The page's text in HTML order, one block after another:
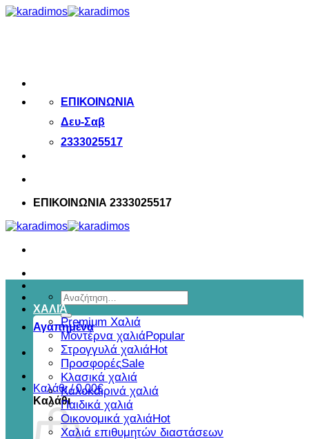
Μετάβαση
ΕΠΙΚΟΙΝΩΝΙΑ
Δευ-Σαβ
2333025517
ΕΠΙΚΟΙΝΩΝΙΑ 2333025517
Αναζήτηση
για:
Αγαπημένα
Καλάθι /0,00€
Καλάθι
ΧΑΛΙΆ
Premium Χαλιά
Μοντέρνα χαλιά
Στρογγυλά χαλιά
Προσφορές
Κλασικά χαλιά
Καλοκαιρινά χαλιά
Παιδικά χαλιά
Οικονομικά χαλιά
Χαλιά επιθυμητών διαστάσεων